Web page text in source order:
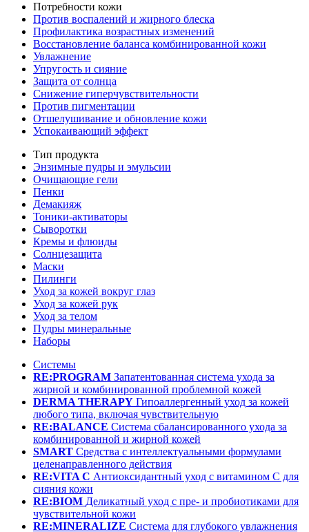
Потребности кожи
Против воспалений и жирного блеска
Профилактика возрастных изменений
Восстановление баланса комбинированной кожи
Увлажнение
Упругость и сияние
Защита от солнца
Снижение гиперчувствительности
Против пигментации
Отшелушивание и обновление кожи
Успокаивающий эффект
Тип продукта
Энзимные пудры и эмульсии
Очищающие гели
Пенки
Демакияж
Тоники-активаторы
Сыворотки
Кремы и флюиды
Солнцезащита
Маски
Пилинги
Уход за кожей вокруг глаз
Уход за кожей рук
Уход за телом
Пудры минеральные
Наборы
Системы
RE:PROGRAM Запатентованная система ухода за
жирной и комбинированной проблемной кожей
DERMA THERAPY Гипоаллергенный уход за кожей
любого типа, включая чувствительную
RE:BALANCE Система сбалансированного ухода за
комбинированной и жирной кожей
SMART Средства с интеллектуальными формулами
целенаправленного действия
RE:VITA C Антиоксидантный уход с витамином С для
сияния кожи
RE:BIOM Деликатный уход с пре- и пробиотиками для
чувствительной кожи
RE:MINERALIZE Система для глубокого увлажнения